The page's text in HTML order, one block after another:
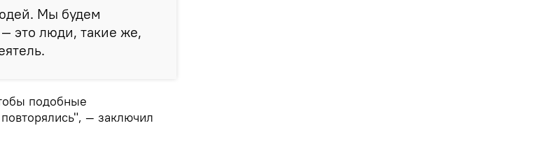
Мы будем
это люди, такие же,
подобные
— заключил